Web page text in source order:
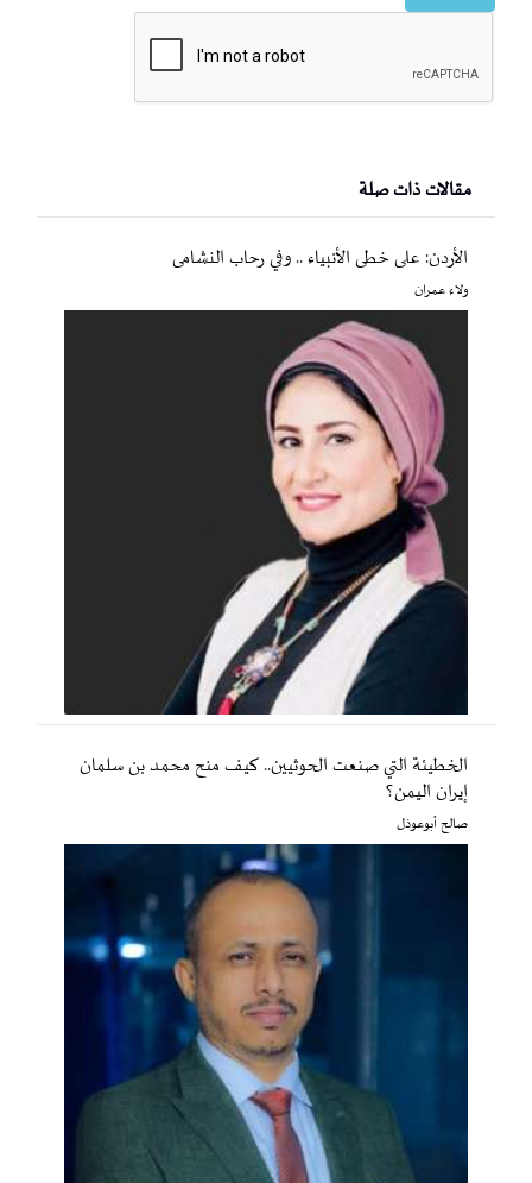
مقالات ذات صلة
الأردن: على خطى الأنبياء .. وفي رحاب النشامى
ولاء عمران
الخطيئة التي صنعت الحوثيين.. كيف منح محمد بن سلمان
إيران اليمن؟
صالح أبوعوذل